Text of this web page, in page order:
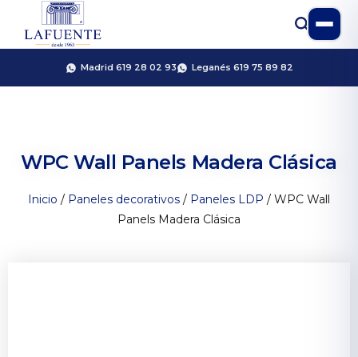
Madrid 619 28 02 93 Leganés 619 75 89 82
WPC Wall Panels Madera Clásica
Inicio / Paneles decorativos / Paneles LDP / WPC Wall
Panels Madera Clásica